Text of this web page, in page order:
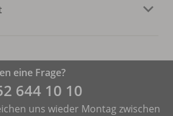
eine Frage?
644 10 10
uns wieder Montag zwischen